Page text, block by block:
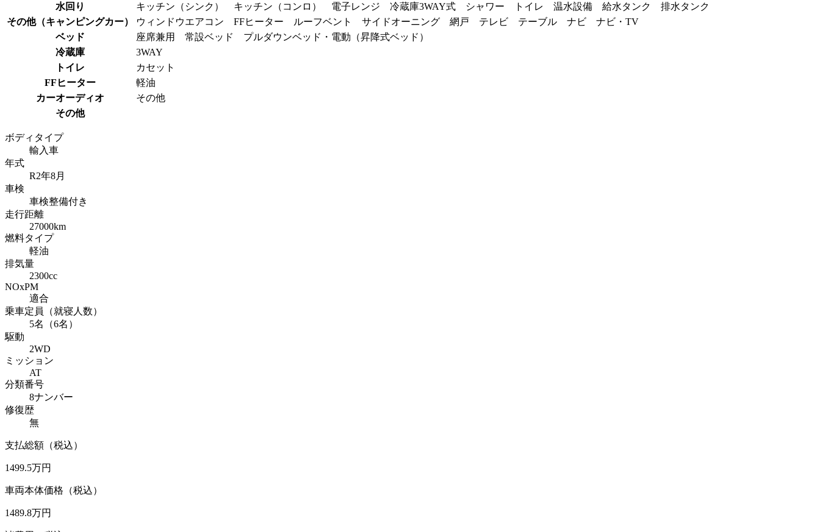
水回り
キッチン（シンク） キッチン（コンロ） 電子レンジ 冷蔵庫3WAY式 シャワー トイレ 温水設備 給水タンク 排水タンク
その他（キャンピングカー）
ウィンドウエアコン FFヒーター ルーフベント サイドオーニング 網戸 テレビ テーブル ナビ ナビ・TV
ベッド
座席兼用 常設ベッド プルダウンベッド・電動（昇降式ベッド）
冷蔵庫
3WAY
トイレ
カセット
FFヒーター
軽油
カーオーディオ
その他
その他
ボディタイプ
輸入車
年式
R2年8月
車検
車検整備付き
走行距離
27000km
燃料タイプ
軽油
排気量
2300cc
NOxPM
適合
乗車定員（就寝人数）
5名（6名）
駆動
2WD
ミッション
AT
分類番号
8ナンバー
修復歴
無
支払総額（税込）
1499.5万円
車両本体価格（税込）
1489.8万円